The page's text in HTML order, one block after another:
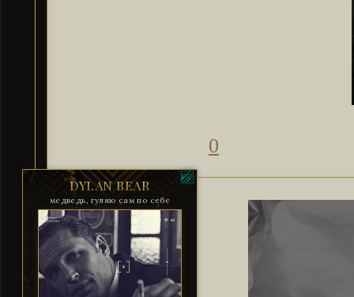
0
DYLAN BEAR
медведь, гуляю сам по себе